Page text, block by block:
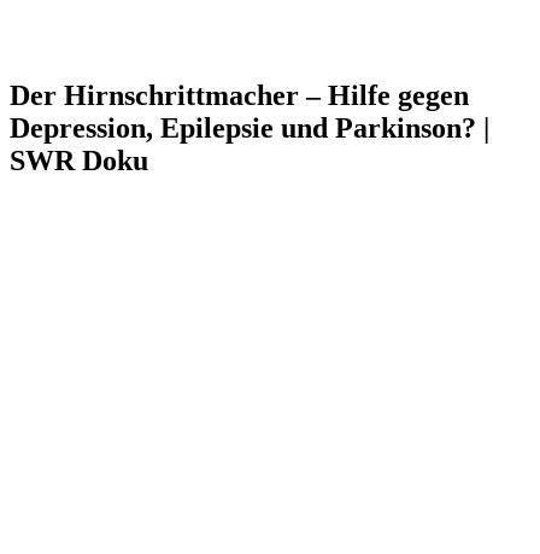
Der Hirnschrittmacher – Hilfe gegen
Depression, Epilepsie und Parkinson? |
SWR Doku